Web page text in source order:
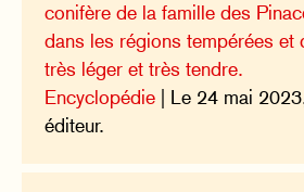
conifère de la famille des
dans les régions tempérées et
très léger et très tendre.
Encyclopédie | Le 24 mai
éditeur.